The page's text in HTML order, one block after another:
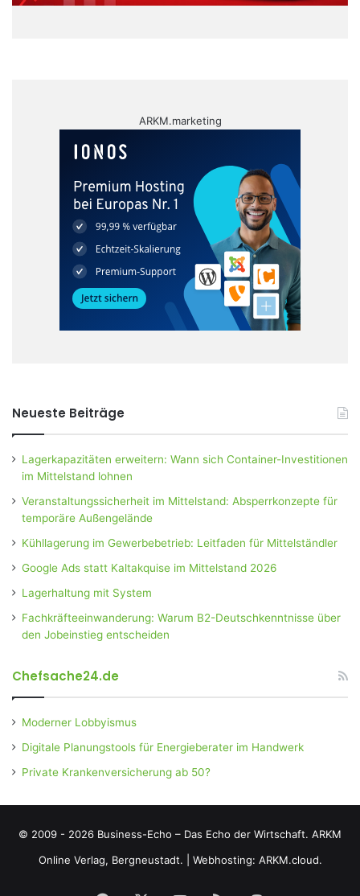
ARKM.marketing
Neueste Beiträge
Lagerkapazitäten erweitern: Wann sich Container-Investitionen
im Mittelstand lohnen
Veranstaltungssicherheit im Mittelstand: Absperrkonzepte für
temporäre Außengelände
Kühllagerung im Gewerbebetrieb: Leitfaden für Mittelständler
Google Ads statt Kaltakquise im Mittelstand 2026
Lagerhaltung mit System
Fachkräfteeinwanderung: Warum B2-Deutschkenntnisse über
den Jobeinstieg entscheiden
Chefsache24.de
Moderner Lobbyismus
Digitale Planungstools für Energieberater im Handwerk
Private Krankenversicherung ab 50?
© 2009 - 2026 Business-Echo – Das Echo der Wirtschaft. ARKM
Online Verlag, Bergneustadt.
Webhosting: ARKM.cloud.